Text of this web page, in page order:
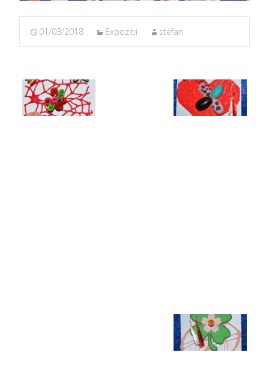
01/03/2018 Expozitii stefan